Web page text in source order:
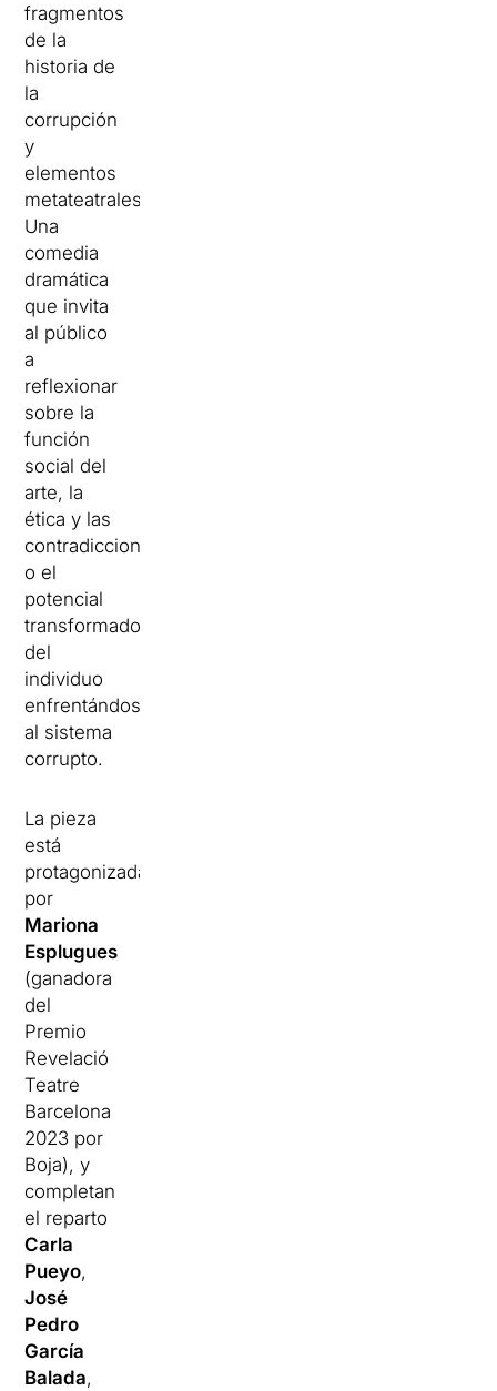
fragmentos
de la
historia de
la
corrupción
y
elementos
metateatrales.
Una
comedia
dramática
que invita
al público
a
reflexionar
sobre la
función
social del
arte, la
ética y las
contradicciones
o el
potencial
transformador
del
individuo
enfrentándose
al sistema
corrupto.
La pieza
está
protagonizada
por
Mariona
Esplugues
(ganadora
del
Premio
Revelació
Teatre
Barcelona
2023 por
Boja), y
completan
el reparto
Carla
Pueyo,
José
Pedro
García
Balada,